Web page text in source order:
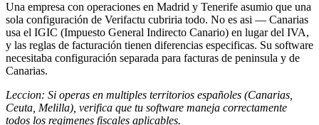
Una empresa con operaciones en Madrid y Tenerife asumio que una
sola configuración de Verifactu cubriria todo. No es asi — Canarias
usa el IGIC (Impuesto General Indirecto Canario) en lugar del IVA,
y las reglas de facturación tienen diferencias especificas. Su software
necesitaba configuración separada para facturas de peninsula y de
Canarias.
Leccion: Si operas en multiples territorios españoles (Canarias,
Ceuta, Melilla), verifica que tu software maneja correctamente
todos los regimenes fiscales aplicables.